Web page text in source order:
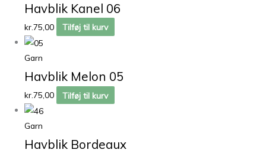
Havblik Kanel 06
kr.75,00 Tilføj til kurv
Garn
Havblik Melon 05
kr.75,00 Tilføj til kurv
Garn
Havblik Bordeaux